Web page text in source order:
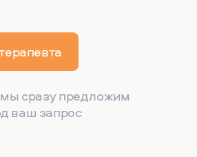
мы сразу предложим
ваш запрос